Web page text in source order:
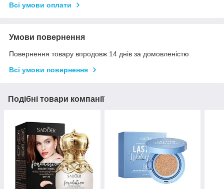
Всі умови оплати
Умови повернення
Повернення товару впродовж 14 днів за домовленістю
Всі умови повернення
Подібні товари компанії